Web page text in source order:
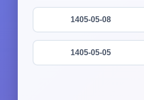
1405-05-08
1405-05-05